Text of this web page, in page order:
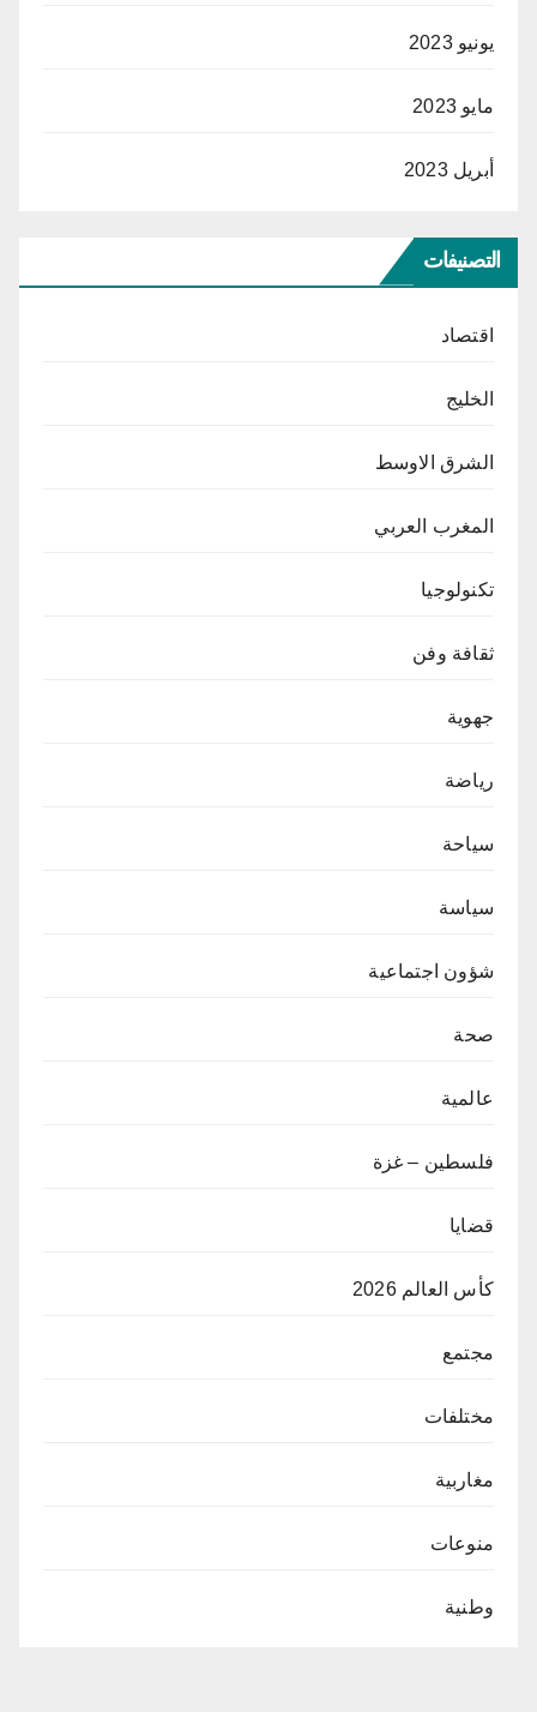
يونيو 2023
مايو 2023
أبريل 2023
التصنيفات
اقتصاد
الخليج
الشرق الاوسط
المغرب العربي
تكنولوجيا
ثقافة وفن
جهوية
رياضة
سياحة
سياسة
شؤون اجتماعية
صحة
عالمية
فلسطين – غزة
قضايا
كأس العالم 2026
مجتمع
مختلفات
مغاربية
منوعات
وطنية